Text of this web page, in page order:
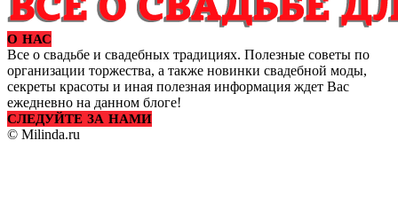
О НАС
Все о свадьбе и свадебных традициях. Полезные советы по
организации торжества, а также новинки свадебной моды,
секреты красоты и иная полезная информация ждет Вас
ежедневно на данном блоге!
СЛЕДУЙТЕ ЗА НАМИ
© Milinda.ru